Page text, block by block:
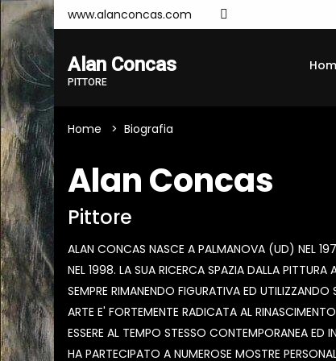
www.alanconcas.com
Alan Concas
PITTORE
Home Biografia
Alan Concas
Pittore
ALAN CONCAS NASCE A PALMANOVA (UD) NEL
NEL 1998. LA SUA RICERCA SPAZIA DALLA PITTURA
SEMPRE RIMANENDO FIGURATIVA ED
ARTE E' FORTEMENTE RADICATA AL
ESSERE AL TEMPO STESSO CONTEMPORANEA ED
HA PARTECIPATO A NUMEROSE MOSTRE